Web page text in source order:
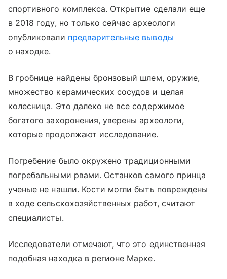
спортивного комплекса. Открытие сделали еще
в 2018 году, но только сейчас археологи
опубликовали предварительные выводы
о находке.
В гробнице найдены бронзовый шлем, оружие,
множество керамических сосудов и целая
колесница. Это далеко не все содержимое
богатого захоронения, уверены археологи,
которые продолжают исследование.
Погребение было окружено традиционными
погребальными рвами. Останков самого принца
ученые не нашли. Кости могли быть повреждены
в ходе сельскохозяйственных работ, считают
специалисты.
Исследователи отмечают, что это единственная
подобная находка в регионе Марке.